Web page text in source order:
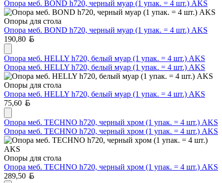
Опора меб. BOND h720, черный муар (1 упак. = 4 шт.) AKS
Опоры для стола
Опора меб. BOND h720, черный муар (1 упак. = 4 шт.) AKS
190,80
Опора меб. HELLY h720, белый муар (1 упак. = 4 шт.) AKS
Опора меб. HELLY h720, белый муар (1 упак. = 4 шт.) AKS
Опоры для стола
Опора меб. HELLY h720, белый муар (1 упак. = 4 шт.) AKS
75,60
Опора меб. TECHNO h720, черный хром (1 упак. = 4 шт.) AKS
Опора меб. TECHNO h720, черный хром (1 упак. = 4 шт.) AKS
Опоры для стола
Опора меб. TECHNO h720, черный хром (1 упак. = 4 шт.) AKS
289,50